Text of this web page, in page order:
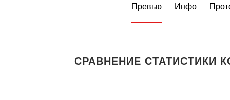
Превью Инфо
СРАВНЕНИЕ СТАТИСТИКИ